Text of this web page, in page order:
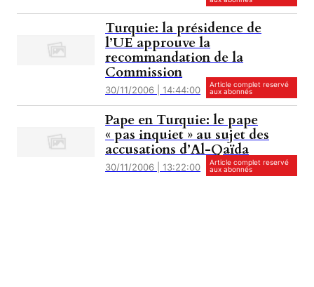
Turquie: la présidence de
l’UE approuve la
recommandation de la
Commission
30/11/2006 | 14:44:00
Article complet reservé
aux abonnés
Pape en Turquie: le pape
« pas inquiet » au sujet des
accusations d’Al-Qaïda
30/11/2006 | 13:22:00
Article complet reservé
aux abonnés